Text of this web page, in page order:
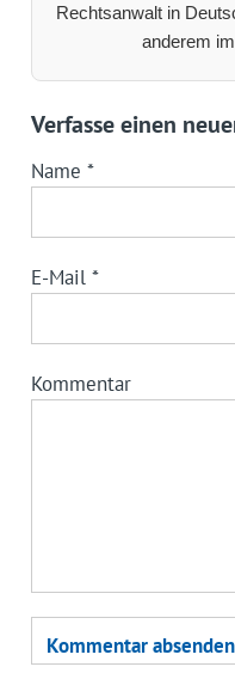
Rechtsanwalt in
anderem
Verfasse einen
Name *
E-Mail *
Kommentar